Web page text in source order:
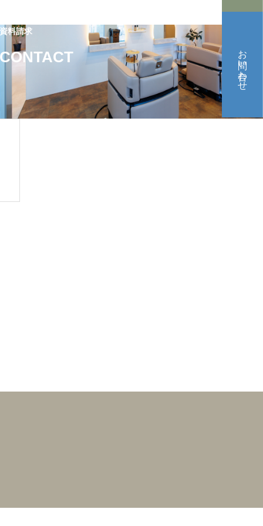
資料請求
CONTACT お問い合わせ